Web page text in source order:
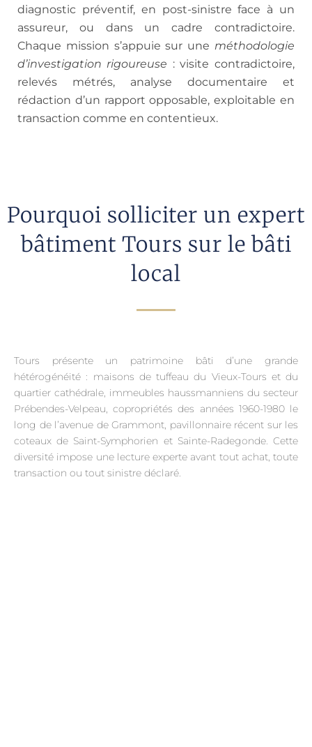
diagnostic préventif, en post-sinistre face à un
assureur, ou dans un cadre contradictoire.
Chaque mission s’appuie sur une méthodologie
d’investigation rigoureuse : visite contradictoire,
relevés métrés, analyse documentaire et
rédaction d’un rapport opposable, exploitable en
transaction comme en contentieux.
Pourquoi solliciter un expert
bâtiment Tours sur le bâti
local
Tours présente un patrimoine bâti d’une grande
hétérogénéité : maisons de tuffeau du Vieux-Tours et du
quartier cathédrale, immeubles haussmanniens du secteur
Prébendes-Velpeau, copropriétés des années 1960-1980 le
long de l’avenue de Grammont, pavillonnaire récent sur les
coteaux de Saint-Symphorien et Sainte-Radegonde. Cette
diversité impose une lecture experte avant tout achat, toute
transaction ou tout sinistre déclaré.